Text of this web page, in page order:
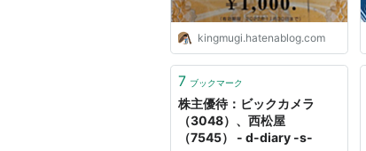
kingmugi.hatenablog.com
7 ブックマーク
株主優待：ビックカメラ
（3048）、西松屋
（7545） - d-diary -s-